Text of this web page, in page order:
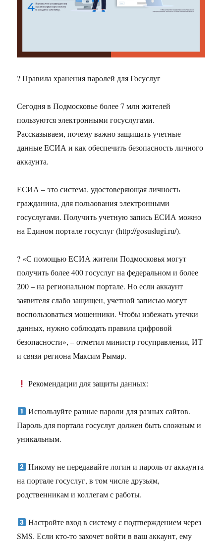
? Правила хранения паролей для Госуслуг
Сегодня в Подмосковье более 7 млн жителей
пользуются электронными госуслугами.
Рассказываем, почему важно защищать учетные
данные ЕСИА и как обеспечить безопасность личного
аккаунта.
ЕСИА – это система, удостоверяющая личность
гражданина, для пользования электронными
госуслугами. Получить учетную запись ЕСИА можно
на Едином портале госуслуг (http://gosuslugi.ru/).
? «С помощью ЕСИА жители Подмосковья могут
получить более 400 госуслуг на федеральном и более
200 – на региональном портале. Но если аккаунт
заявителя слабо защищен, учетной записью могут
воспользоваться мошенники. Чтобы избежать утечки
данных, нужно соблюдать правила цифровой
безопасности», – отметил министр госуправления, ИТ
и связи региона Максим Рымар.
Рекомендации для защиты данных:
Используйте разные пароли для разных сайтов.
Пароль для портала госуслуг должен быть сложным и
уникальным.
Никому не передавайте логин и пароль от аккаунта
на портале госуслуг, в том числе друзьям,
родственникам и коллегам с работы.
Настройте вход в систему с подтверждением через
SMS. Если кто-то захочет войти в ваш аккаунт, ему